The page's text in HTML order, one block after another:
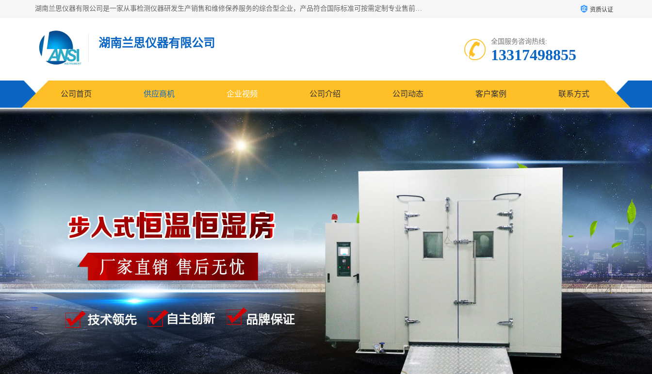
湖南兰思仪器有限公司是一家从事检测仪器研发生产销售和维修保养服务的综合型企业，产品符合国际标准可按需定制专业售前售后工程师，主要有门窗性能体验箱、门窗隔音展示箱、恒温恒湿试验箱、步入式恒温恒湿房、高低温试验箱、老化试验箱、老化试验房、恒温恒湿培养箱、水泥标准养护试验箱、电热鼓风干燥试验箱、真空干燥箱、工业烤箱、盐雾腐蚀试验箱等。 资质认证
湖南兰思仪器有限公司 全国服务咨询热线:
13317498855
公司首页 供应商机 企业视频 公司介绍 公司动态 客户案例 联系方式